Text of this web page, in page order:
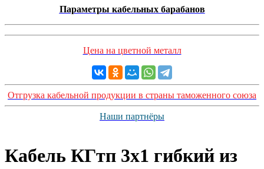
Параметры кабельных барабанов
Цена на цветной металл
Отгрузка кабельной продукции в страны таможенного союза
Наши партнёры
Кабель КГтп 3х1 гибкий из